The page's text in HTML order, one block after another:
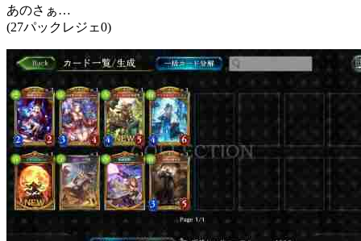
あのさぁ…
(27パックレジェ0)